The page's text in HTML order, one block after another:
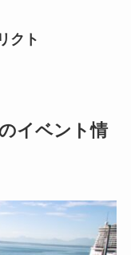
クト
イベント情